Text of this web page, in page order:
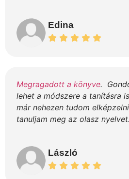
Edina
Megragadott a könyve.
lehet a módszere a tanításra
már nehezen tudom
tanuljam meg az olasz nyelvet.
László